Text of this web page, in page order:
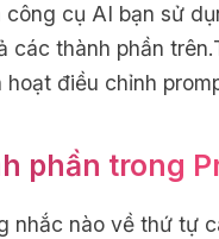
cụ AI bạn sử
các thành phần
hoạt điều chỉnh
phần trong
nhắc nào về thứ tự